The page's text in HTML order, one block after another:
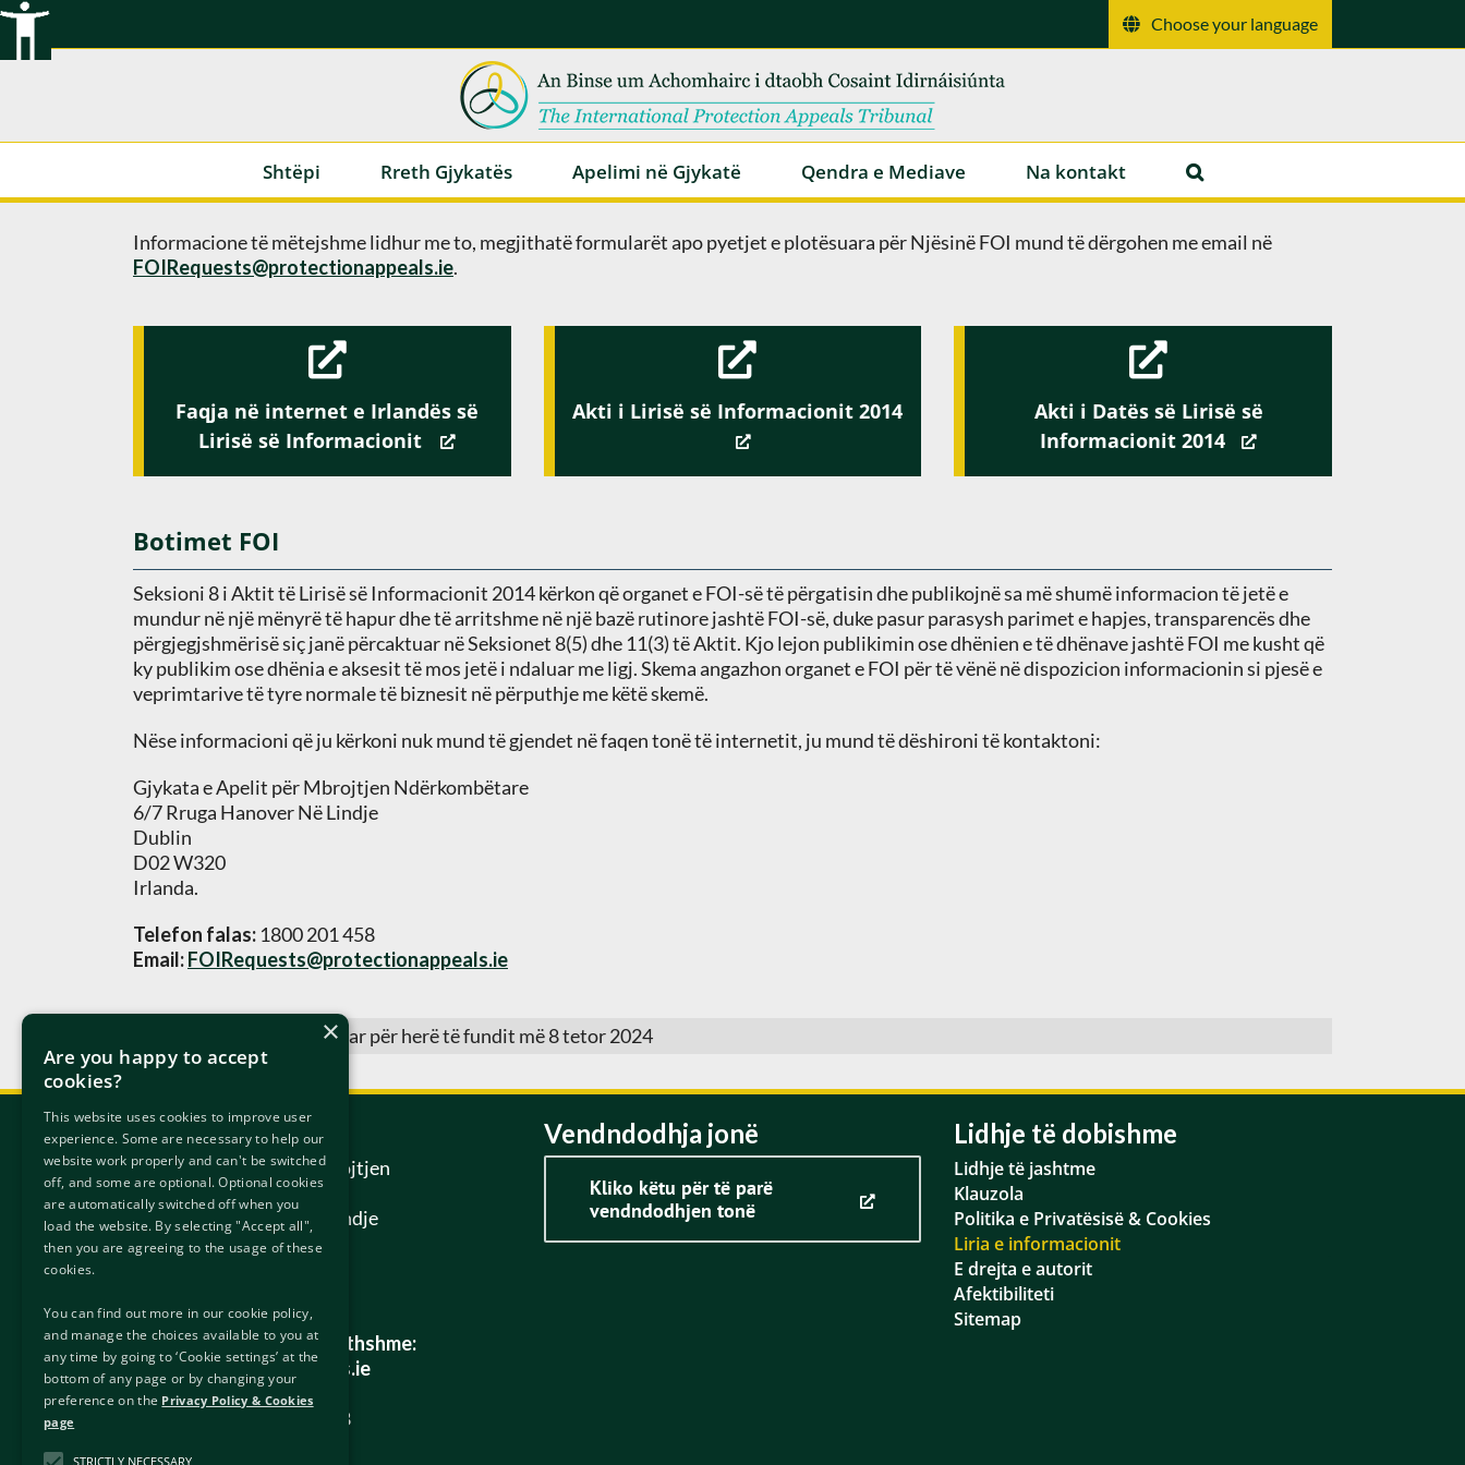
Kalo
tek
përmbajtja
Choose your language
Shtëpi Rreth Gjykatës Apelimi në Gjykatë Qendra e Mediave Na kontakt
Informacione të mëtejshme lidhur me to, megjithatë formularët apo pyetjet e plotësuara për Njësinë FOI mund të dërgohen me email në
FOIRequests@protectionappeals.ie.
Faqja në internet e Irlandës së
Lirisë së Informacionit
Akti i Lirisë së Informacionit 2014
Akti i Datës së Lirisë së
Informacionit 2014
Botimet FOI
Seksioni 8 i Aktit të Lirisë së Informacionit 2014 kërkon që organet e FOI-së të përgatisin dhe publikojnë sa më shumë informacion të jetë e
mundur në një mënyrë të hapur dhe të arritshme në një bazë rutinore jashtë FOI-së, duke pasur parasysh parimet e hapjes, transparencës dhe
përgjegjshmërisë siç janë përcaktuar në Seksionet 8(5) dhe 11(3) të Aktit. Kjo lejon publikimin ose dhënien e të dhënave jashtë FOI me kusht që
ky publikim ose dhënia e aksesit të mos jetë i ndaluar me ligj. Skema angazhon organet e FOI për të vënë në dispozicion informacionin si pjesë e
veprimtarive të tyre normale të biznesit në përputhje me këtë skemë.
Nëse informacioni që ju kërkoni nuk mund të gjendet në faqen tonë të internetit, ju mund të dëshironi të kontaktoni:
Gjykata e Apelit për Mbrojtjen Ndërkombëtare
6/7 Rruga Hanover Në Lindje
Dublin
D02 W320
Irlanda.
Telefon falas: 1800 201 458
Email:FOIRequests@protectionappeals.ie
Kjo faqe është përditësuar për herë të fundit më 8 tetor 2024
Na kontakt
Gjykata e Apelit për Mbrojtjen
Ndërkombëtare
6/7 Rruga Hanover Në Lindje
Dublin
Të gjitha pyetjet e përgjithshme:
info@protectionappeals.ie
1800 201 458
Vendndodhja jonë
Kliko këtu për të parë
vendndodhjen tonë
Lidhje të dobishme
Lidhje të jashtme
Klauzola
Politika e Privatësisë & Cookies
Liria e informacionit
E drejta e autorit
Afektibiliteti
Sitemap
×
Are you happy to accept
cookies?
This website uses cookies to improve user
experience. Some are necessary to help our
website work properly and can't be switched
off, and some are optional. Optional cookies
are automatically switched off when you
load the website. By selecting "Accept all",
then you are agreeing to the usage of these
cookies.
You can find out more in our cookie policy,
and manage the choices available to you at
any time by going to ‘Cookie settings’ at the
bottom of any page or by changing your
preference on the Privacy Policy & Cookies
page
STRICTLY NECESSARY